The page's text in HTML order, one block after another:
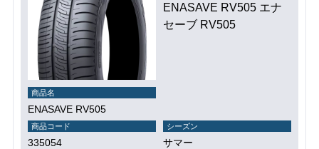
ENASAVE RV505 エナ
セーブ RV505
商品名
ENASAVE RV505
商品コード
335054
シーズン
サマー